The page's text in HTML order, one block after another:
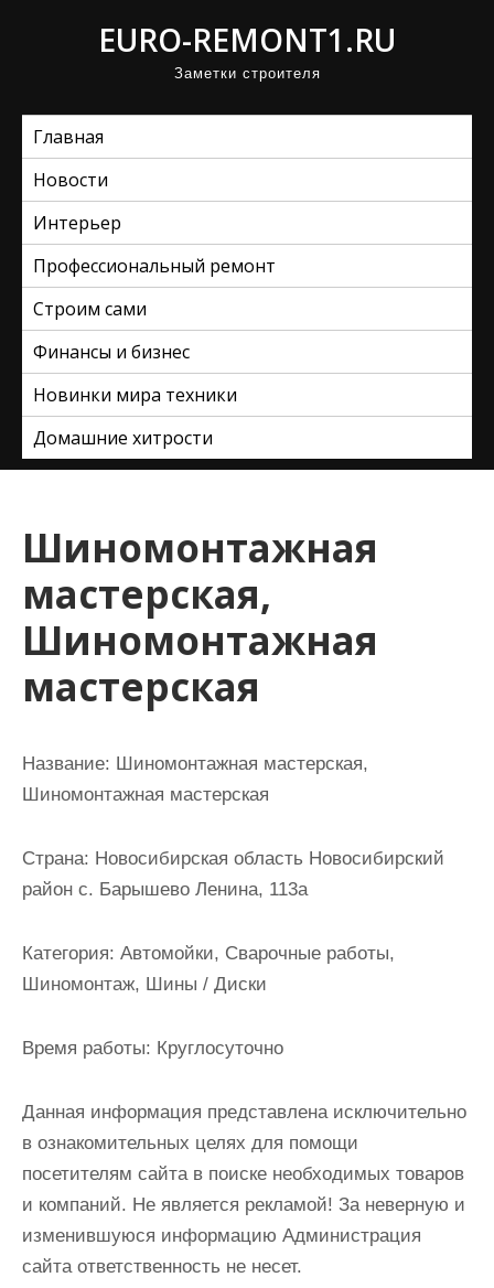
EURO-REMONT1.RU
Заметки строителя
Главная
Новости
Интерьер
Профессиональный ремонт
Строим сами
Финансы и бизнес
Новинки мира техники
Домашние хитрости
Шиномонтажная
мастерская,
Шиномонтажная
мастерская
Название: Шиномонтажная мастерская,
Шиномонтажная мастерская
Страна: Новосибирская область Новосибирский
район с. Барышево Ленина, 113а
Категория: Автомойки, Сварочные работы,
Шиномонтаж, Шины / Диски
Время работы: Круглосуточно
Данная информация представлена исключительно
в ознакомительных целях для помощи
посетителям сайта в поиске необходимых товаров
и компаний. Не является рекламой! За неверную и
изменившуюся информацию Администрация
сайта ответственность не несет.